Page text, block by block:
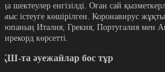
шектеулер енгізілді. Оған сай
істеуге көшірілген. Коронавирус
Италия, Грекия, Португалия мен
көрсетті.
та әуежайлар бос тұр